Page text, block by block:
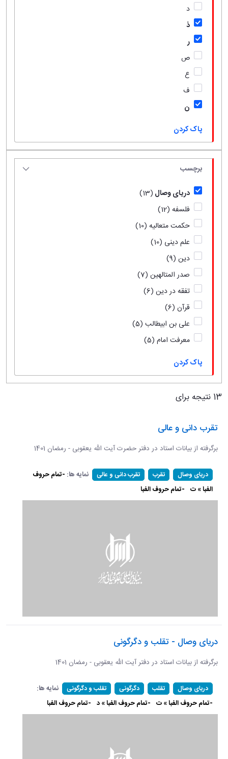
د
ذ
ر
ص
ع
ف
ن
پاک کردن
برچسب
دریای وصال (13)
فلسفه (12)
حکمت متعالیه (10)
علم دینی (10)
دین (9)
صدر المتالهین (7)
تفقه در دین (6)
قرآن (6)
علی بن ابیطالب (5)
معرفت امام (5)
پاک کردن
13 نتیجه برای
تقرب دانی و عالی
برگرفته از بیانات استاد در دفتر حضرت آیت الله یعقوبی - رمضان 1401
دریای وصال تقرب تقرب دانی و عالی نمایه ها: -تمام حروف
الفبا » ت -تمام حروف الفبا
دریای وصال - تقلب و دگرگونی
برگرفته از بیانات استاد در دفتر آیت الله یعقوبی - رمضان 1401
دریای وصال تقلب دگرگونی تقلب و دگرگونی
نمایه ها:
-تمام حروف الفبا » ت -تمام حروف الفبا » د -تمام حروف الفبا